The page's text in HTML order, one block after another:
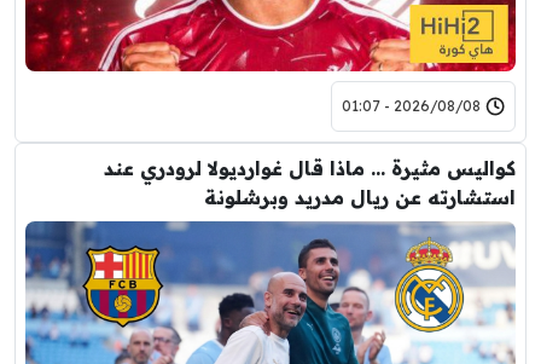
2026/08/08 - 01:07
كواليس مثيرة … ماذا قال غوارديولا لرودري عند
استشارته عن ريال مدريد وبرشلونة